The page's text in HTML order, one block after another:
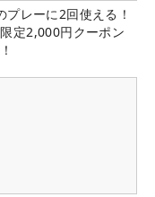
プレーに2回使える！
定2,000円クーポン